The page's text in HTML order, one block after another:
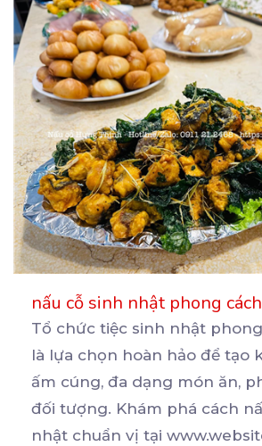
nấu cỗ sinh nhật phong
Tổ chức tiệc sinh nhật
là lựa chọn hoàn hảo để tạo
ấm cúng, đa dạng món ăn,
đối tượng. Khám phá cách
nhật chuẩn vị tại